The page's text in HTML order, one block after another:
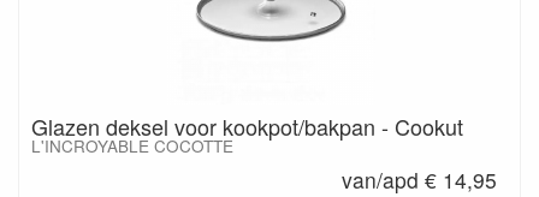
Glazen deksel voor kookpot/bakpan - Cookut
L'INCROYABLE COCOTTE
van/apd € 14,95